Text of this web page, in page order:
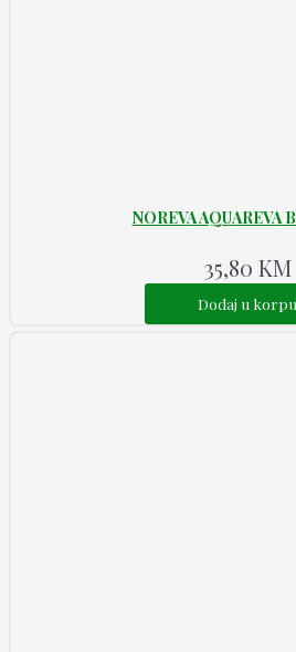
NOREVA AQUAREVA
35,80 KM
Dodaj u korpu